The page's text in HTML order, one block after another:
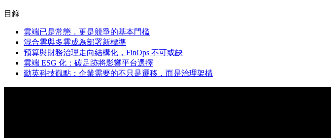
目錄
雲端已是常態，更是競爭的基本門檻
混合雲與多雲成為部署新標準
預算與財務治理走向結構化，FinOps 不可或缺
雲端 ESG 化：碳足跡將影響平台選擇
勤英科技觀點：企業需要的不只是遷移，而是治理架構